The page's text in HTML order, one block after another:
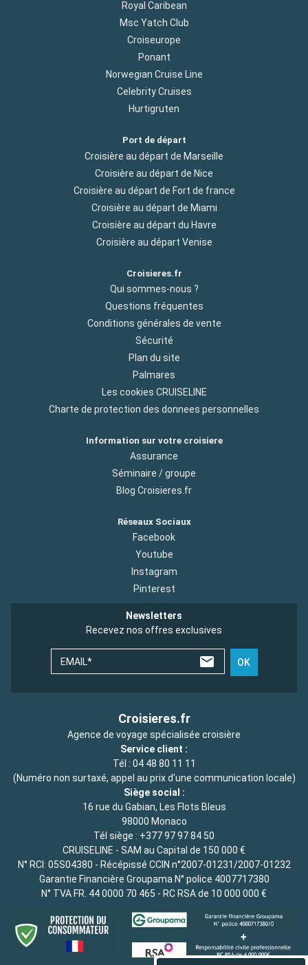
Royal Caribean
Msc Yatch Club
Croiseurope
Ponant
Norwegian Cruise Line
Celebrity Cruises
Hurtigruten
Port de départ
Croisière au départ de Marseille
Croisière au départ de Nice
Croisière au départ de Fort de france
Croisière au départ de Miami
Croisière au départ du Havre
Croisière au départ Venise
Croisieres.fr
Qui sommes-nous ?
Questions fréquentes
Conditions générales de vente
Sécurité
Plan du site
Palmares
Les cookies CRUISELINE
Charte de protection des donnees personnelles
Information sur votre croisiere
Assurance
Séminaire / groupe
Blog Croisieres.fr
Réseaux Sociaux
Facebook
Youtube
Instagram
Pinterest
Newsletters
Recevez nos offres exclusives
EMAIL* OK
Croisieres.fr
Agence de voyage spécialisée croisière
Service client :
Tél : 04 48 80 11 11
(Numéro non surtaxé, appel au prix d'une communication locale)
Siège social :
16 rue du Gabian, Les Flots Bleus
98000 Monaco
Tél siège : +377 97 97 84 50
CRUISELINE - SAM au Capital de 150 000 €
N° RCI: 05S04380 - Récépissé CCIN n°2007-01231/2007-01232
Garantie Financière Groupama N° police 4007717380
N° TVA FR. 44 0000 70 465 - RC RSA de 10 000 000 €